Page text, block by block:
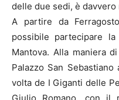
delle due sedi, è
A partire da
possibile partecipare
Mantova. Alla maniera
Palazzo San
volta de I Giganti delle